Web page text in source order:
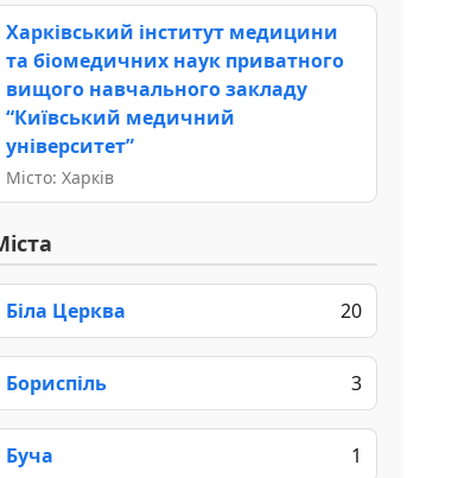
Харківський інститут медицини
та біомедичних наук приватного
вищого навчального закладу
“Київський медичний
університет”
Місто: Харків
Біла Церква 20
Бориспіль 3
Буча 1